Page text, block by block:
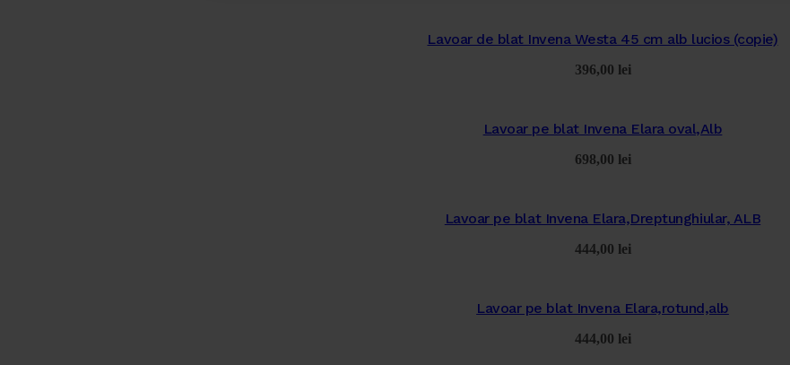
Lavoar de blat Invena Westa 45 cm alb lucios (copie)
396,00 lei
Lavoar pe blat Invena Elara oval,Alb
698,00 lei
Lavoar pe blat Invena Elara,Dreptunghiular, ALB
444,00 lei
Lavoar pe blat Invena Elara,rotund,alb
444,00 lei